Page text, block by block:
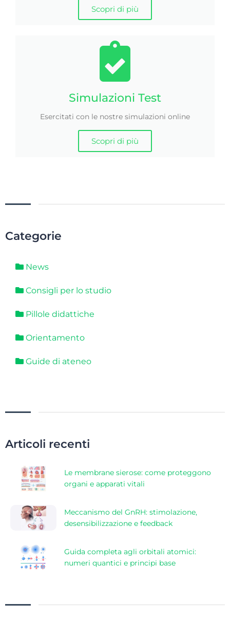
Scopri di più
Simulazioni Test
Esercitati con le nostre simulazioni online
Scopri di più
Categorie
News
Consigli per lo studio
Pillole didattiche
Orientamento
Guide di ateneo
Articoli recenti
Le membrane sierose: come proteggono
organi e apparati vitali
Meccanismo del GnRH: stimolazione,
desensibilizzazione e feedback
Guida completa agli orbitali atomici:
numeri quantici e principi base